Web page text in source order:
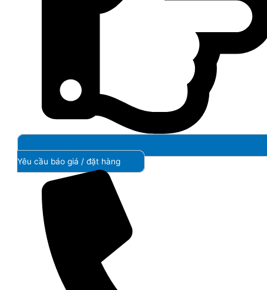
Yêu cầu báo giá / đặt hàng